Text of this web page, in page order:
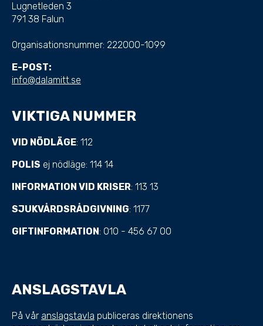
Lugnetleden 3
791 38 Falun
Organisationsnummer: 222000-1099
E-POST:
info@dalamitt.se
VIKTIGA NUMMER
VID NÖDLÄGE: 112
POLIS ej nödläge: 114 14
INFORMATION VID KRISER: 113 13
SJUKVÅRDSRÅDGIVNING: 1177
GIFTINFORMATION: 010 - 456 67 00
ANSLAGSTAVLA
På vår anslagstavla publiceras direktionens